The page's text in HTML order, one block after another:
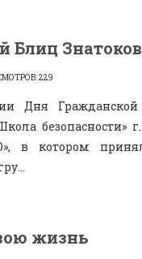
Блиц
229
Дня
безопасности»
в котором
жизнь